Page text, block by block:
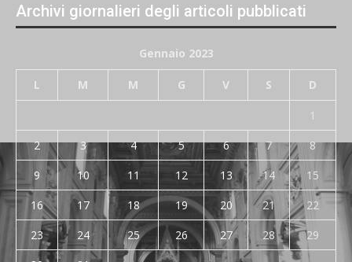
Archivi giornalieri degli articoli pubblicati
Gennaio 2023
L M M G V S D
1
2
3 4 5 6 7
8
9
10 11 12 13 14
15
16
17 18 19 20 21
22
23
24 25 26 27 28
29